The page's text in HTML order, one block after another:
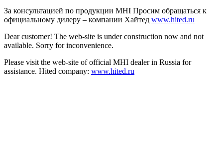
За консультацией по продукции MHI Просим обращаться к
официальному дилеру – компании Хайтед www.hited.ru
Dear customer! The web-site is under construction now and not
available. Sorry for inconvenience.
Please visit the web-site of official MHI dealer in Russia for
assistance. Hited company: www.hited.ru